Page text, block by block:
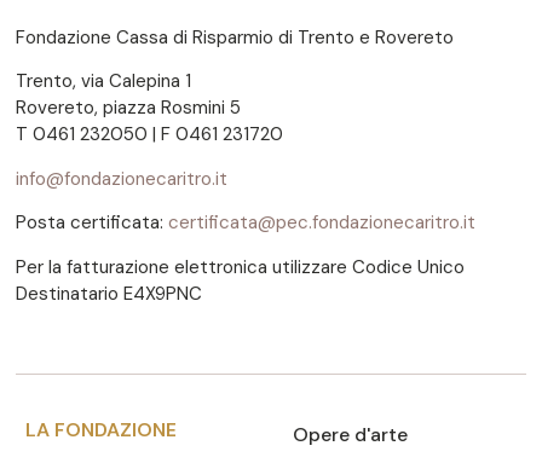
Fondazione Cassa di Risparmio di Trento e Rovereto
Trento, via Calepina 1
Rovereto, piazza Rosmini 5
T 0461 232050 | F 0461 231720
info@fondazionecaritro.it
Posta certificata: certificata@pec.fondazionecaritro.it
Per la fatturazione elettronica utilizzare Codice Unico
Destinatario E4X9PNC
LA FONDAZIONE Opere d'arte